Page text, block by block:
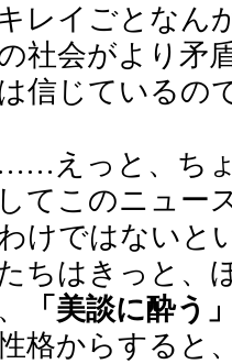
レイごとなん
社会がより矛
信じているの
えっと、ちょ
てこのニュー
けではないと
ちはきっと、
「美談に酔う
格からすると